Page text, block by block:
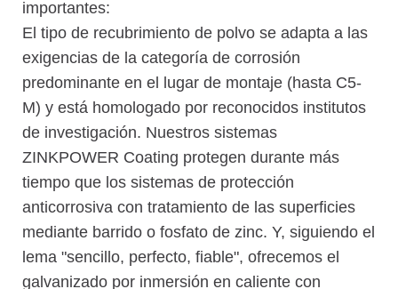
importantes:
El tipo de recubrimiento de polvo se adapta a las
exigencias de la categoría de corrosión
predominante en el lugar de montaje (hasta C5-
M) y está homologado por reconocidos institutos
de investigación. Nuestros sistemas
ZINKPOWER Coating protegen durante más
tiempo que los sistemas de protección
anticorrosiva con tratamiento de las superficies
mediante barrido o fosfato de zinc. Y, siguiendo el
lema "sencillo, perfecto, fiable", ofrecemos el
galvanizado por inmersión en caliente con